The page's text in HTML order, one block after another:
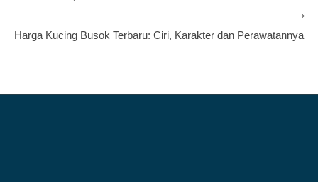
Harga Kucing Busok Terbaru: Ciri, Karakter dan Perawatannya